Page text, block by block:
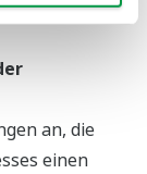
entwickeln.
an, die
einen